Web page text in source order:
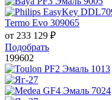
Termo Evo 309065
от 233 129 ₽
Подобрать
199602